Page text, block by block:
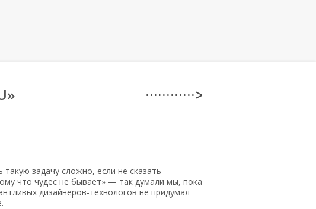
· · · · · · · · · · · · >
такую задачу сложно, если не сказать —
что чудес не бывает» — так думали мы, пока
дизайнеров-технологов не придумал